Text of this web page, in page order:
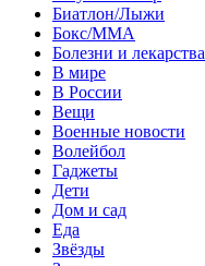
Биатлон/Лыжи
Бокс/MMA
Болезни и лекарства
В мире
В России
Вещи
Военные новости
Волейбол
Гаджеты
Дети
Дом и сад
Еда
Звёзды